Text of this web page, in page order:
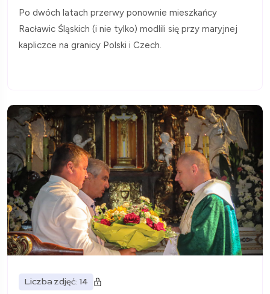
Po dwóch latach przerwy ponownie mieszkańcy
Racławic Śląskich (i nie tylko) modlili się przy maryjnej
kapliczce na granicy Polski i Czech.
Liczba zdjęć: 14